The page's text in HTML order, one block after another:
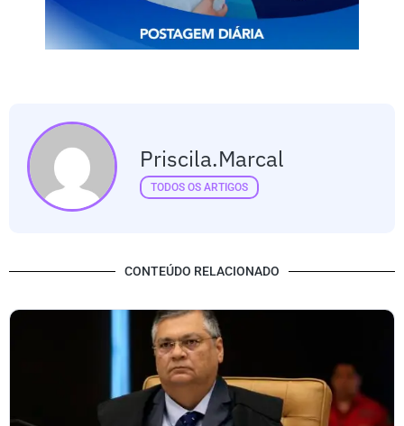
Priscila.marcal
TODOS OS ARTIGOS
CONTEÚDO RELACIONADO